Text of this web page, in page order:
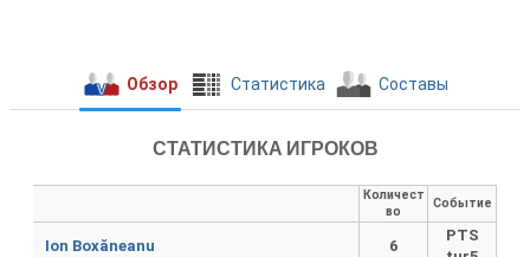
Обзор Cтатистика Составы
СТАТИСТИКА ИГРОКОВ
Количест
во
Событие
Ion Boxăneanu 6
PTS